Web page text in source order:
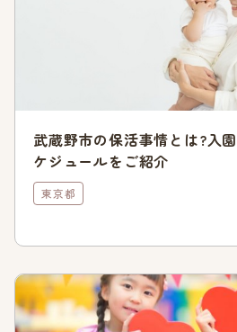
実は、世田谷区の令和元年の待機児
した。そこから保育施設の設備を充
大し、わずか1年で待機児童0を達成
待機児童数が0であっても確実
世田谷区の待機児童数は0ですが、だ
望する保育園に入園できるわけでは
倍率が高い保育園、反対に定員割れ
去の最低指数を確認する必要がある
世田谷区の保活のスケジュー
武蔵野市の保活事情とは?入
ケジュールをご紹介
東京都